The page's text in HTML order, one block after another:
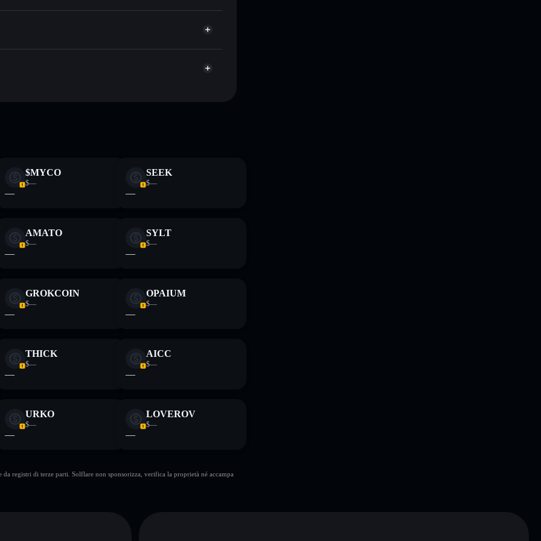
$MYCO
$—
—
SEEK
$—
—
AMATO
$—
—
SYLT
$—
—
GROKCOIN
$—
—
OPAIUM
$—
—
THICK
$—
—
AICC
$—
—
URKO
$—
—
LOVEROV
$—
—
registri di terze parti. Solflare non sponsorizza, verifica la proprietà né accampa